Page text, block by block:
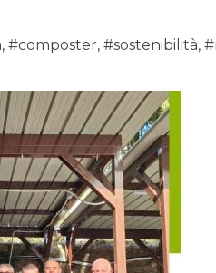
,#composter,#sostenibilità,